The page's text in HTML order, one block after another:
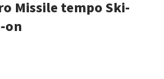
Missile tempo Ski-
on